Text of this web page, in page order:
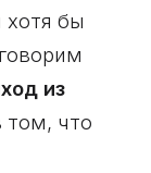
бы
из
том, что